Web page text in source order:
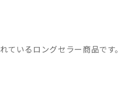
いるロングセラー商品です。